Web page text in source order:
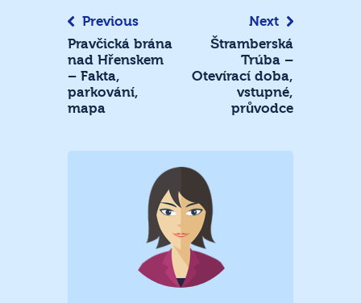
Previous
Pravčická brána
nad Hřenskem
– Fakta,
parkování,
mapa
Next
Štramberská
Trúba –
Otevírací doba,
vstupné,
průvodce